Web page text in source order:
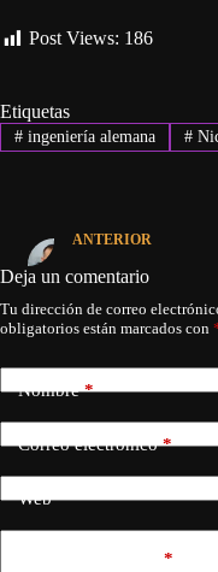
Post Views: 186
Etiquetas
#ingeniería alemana #
ANTERIOR
Deja un comentario
Tu dirección de correo
obligatorios están marcados con
Nombre*
Correo electrónico*
Web
*